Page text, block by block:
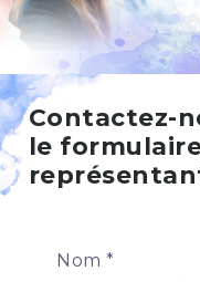
Contactez-
le
Nom*